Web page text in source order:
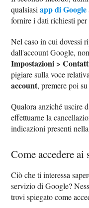
qualsiasiapp di Google
fornire i dati richiesti
Nel caso in cui dovessi
dall'account Google,
Impostazioni >
pigiare sulla voce
account, premere poi
Qualora anziché uscire
effettuarne la
indicazioni presenti
Come accedere
Ciò che ti interessa
servizio di Google?
trovi spiegato come